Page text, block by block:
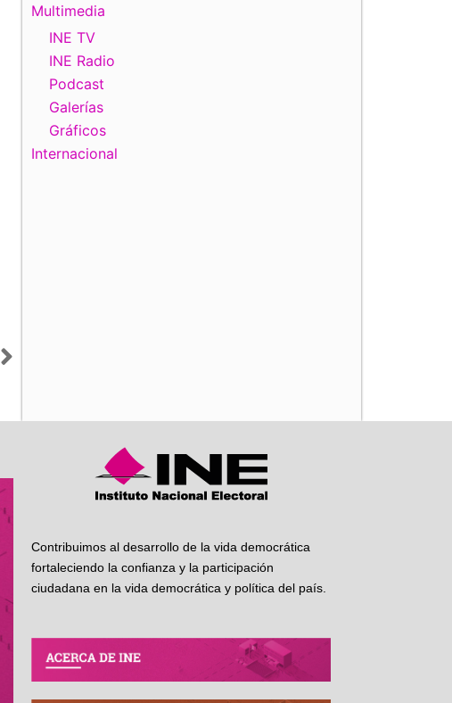
Siguiente
Multimedia
INE TV
INE Radio
Podcast
Galerías
Gráficos
Internacional
Contribuimos al desarrollo de la vida democrática
fortaleciendo la confianza y la participación
ciudadana en la vida democrática y política del país.